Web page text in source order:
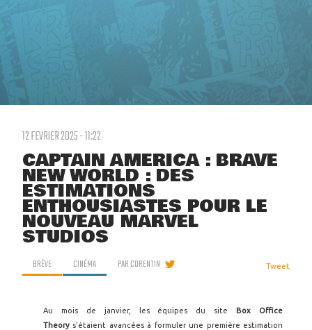
12 FEVRIER 2025 - 11:22
CAPTAIN AMERICA : BRAVE
NEW WORLD : DES
ESTIMATIONS
ENTHOUSIASTES POUR LE
NOUVEAU MARVEL
STUDIOS
BRÈVE CINÉMA PARCORENTIN Tweet
Au mois de janvier, les équipes du site Box Office
Theory s'étaient avancées à formuler une première estimation